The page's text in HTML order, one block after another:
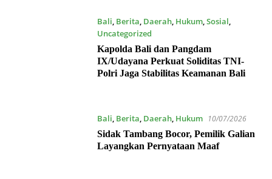
Bali Berita Daerah, Hukum, Sosial
Uncategorized
15/07/2026
Kapolda Bali dan Pangdam
IX/Udayana Perkuat Soliditas TNI-
Polri Jaga Stabilitas Keamanan Bali
Bali, Berita, Daerah, Hukum
10/07/2026
Sidak Tambang Bocor, Pemilik Galian
Layangkan Pernyataan Maaf